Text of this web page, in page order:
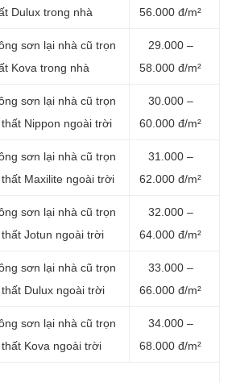
Dulux trong nhà
56.000 đ/m²
sơn lại nhà cũ trọn
Kova trong nhà
29.000 –
58.000 đ/m²
sơn lại nhà cũ trọn
Nippon ngoài trời
30.000 –
60.000 đ/m²
sơn lại nhà cũ trọn
Maxilite ngoài trời
31.000 –
62.000 đ/m²
sơn lại nhà cũ trọn
Jotun ngoài trời
32.000 –
64.000 đ/m²
sơn lại nhà cũ trọn
Dulux ngoài trời
33.000 –
66.000 đ/m²
sơn lại nhà cũ trọn
Kova ngoài trời
34.000 –
68.000 đ/m²